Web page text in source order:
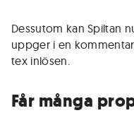
Dessutom kan Spiltan
uppger i en
tex inlösen.
Får många